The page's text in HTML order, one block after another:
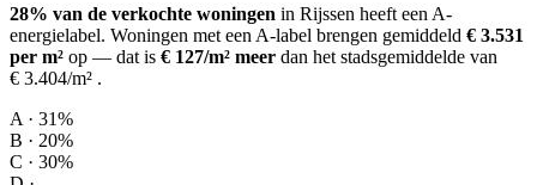
28% van de verkochte woningen in Rijssen heeft een A-
energielabel. Woningen met een A-label brengen gemiddeld € 3.531
per m² op — dat is € 127/m² meer dan het stadsgemiddelde van
€ 3.404/m² .
A · 31%
B · 20%
C · 30%